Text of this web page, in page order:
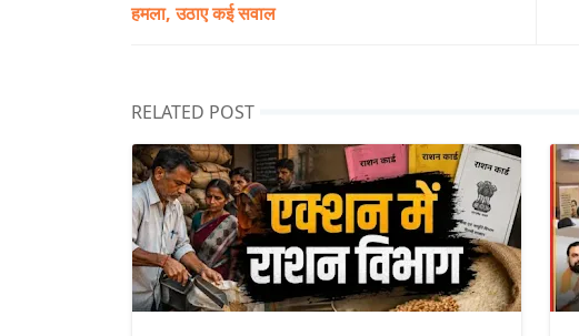
हमला, उठाए कई सवाल
RELATED POST